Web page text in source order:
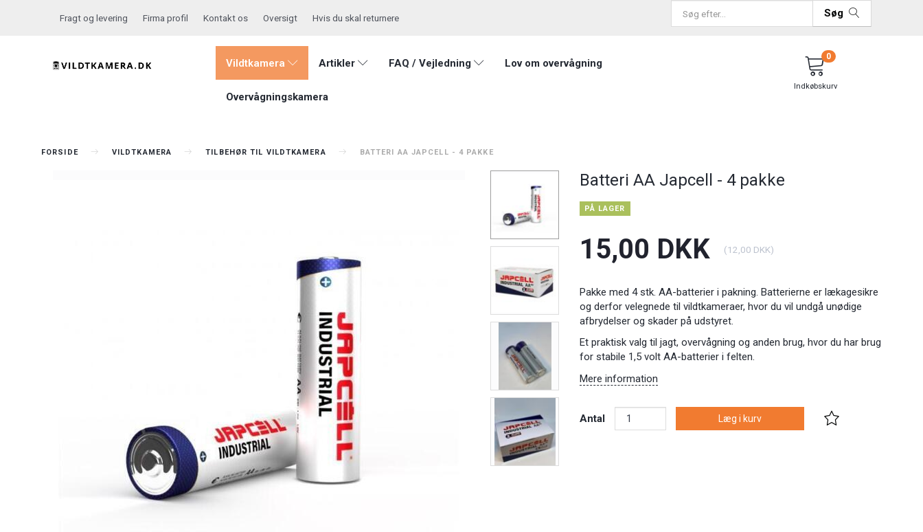
Søg
Fragt og levering Firma profil Kontakt os Oversigt Hvis du skal returnere
Vildtkamera Artikler FAQ / Vejledning Lov om overvågning
Overvågningskamera
Indkøbskurv
0
FORSIDE VILDTKAMERA TILBEHØR TIL VILDTKAMERA BATTERI AA JAPCELL - 4 PAKKE
Batteri AA Japcell - 4 pakke
PÅ LAGER
15,00 DKK (12,00 DKK)
Pakke med 4 stk. AA-batterier i pakning. Batterierne er lækagesikre
og derfor velegnede til vildtkameraer, hvor du vil undgå unødige
afbrydelser og skader på udstyret.
Et praktisk valg til jagt, overvågning og anden brug, hvor du har brug
for stabile 1,5 volt AA-batterier i felten.
Mere information
Antal Læg i kurv